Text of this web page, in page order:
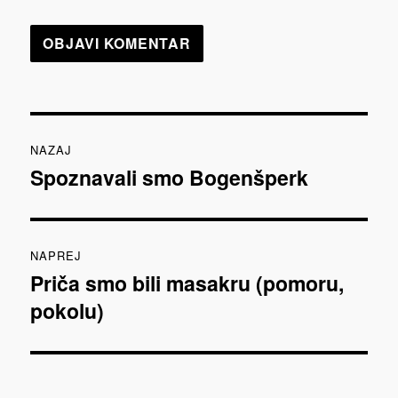
prispevka
NAZAJ
Prejšnji
Spoznavali smo Bogenšperk
NAPREJ
Naslednji
prispevek:
Priča smo bili masakru (pomoru,
pokolu)